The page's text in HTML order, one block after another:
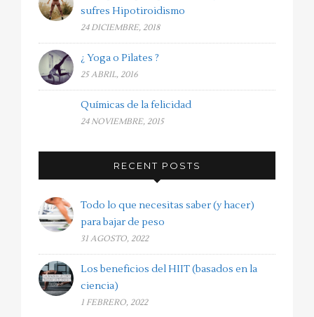
sufres Hipotiroidismo
24 DICIEMBRE, 2018
¿ Yoga o Pilates ?
25 ABRIL, 2016
Químicas de la felicidad
24 NOVIEMBRE, 2015
RECENT POSTS
Todo lo que necesitas saber (y hacer)
para bajar de peso
31 AGOSTO, 2022
Los beneficios del HIIT (basados en la
ciencia)
1 FEBRERO, 2022